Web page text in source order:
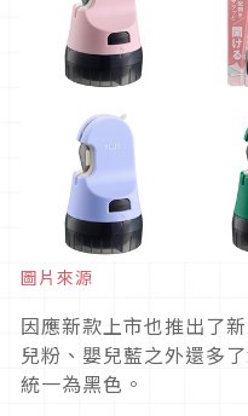
圖片來源
因應新款上市也推出了
兒粉、嬰兒藍之外還多
統一為黑色。